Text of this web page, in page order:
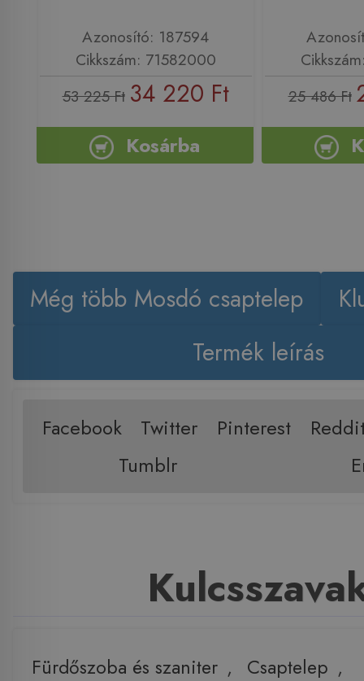
Azonosító: 187594
Cikkszám: 71582000
53 225 Ft 34 220 Ft
Kosárba
25 486 Ft
Még több Mosdó csaptelep
Termék leírás
Facebook Twitter Pinterest
Tumblr
Fürdőszoba és szaniter , Csaptelep ,